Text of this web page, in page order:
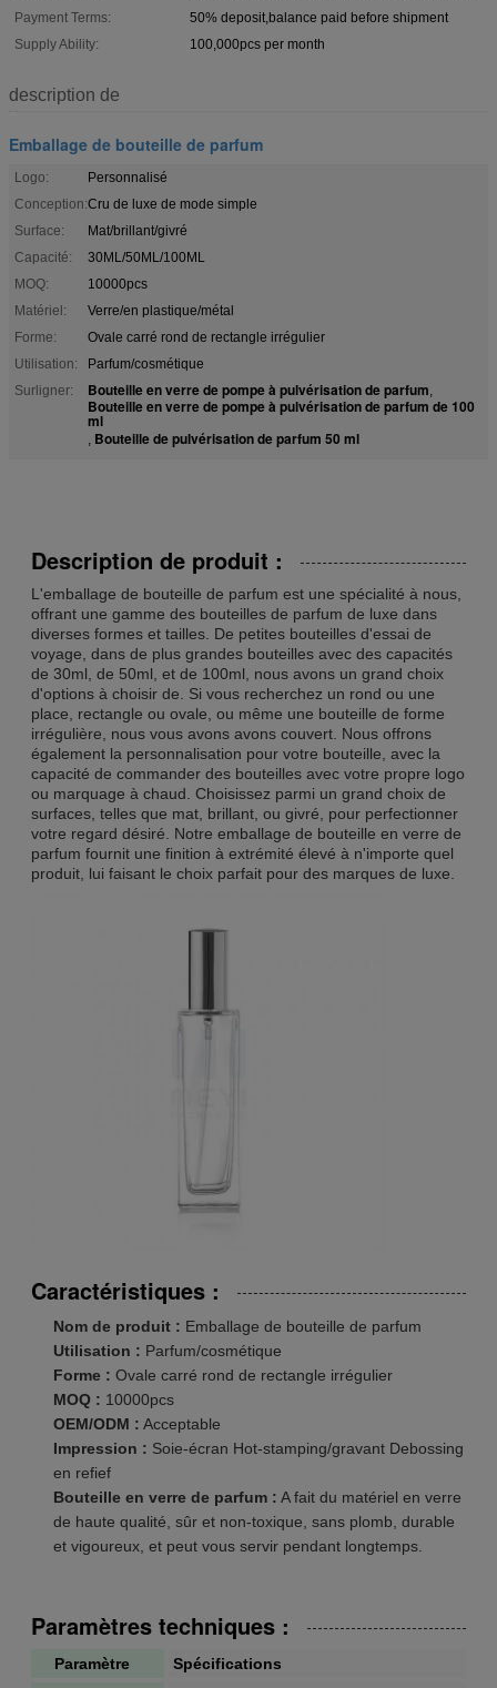
Payment Terms:
50% deposit,balance paid before shipment
Supply Ability:
100,000pcs per month
description de
Emballage de bouteille de parfum
Logo:
Personnalisé
Conception:Cru de luxe de mode simple
Surface:
Mat/brillant/givré
Capacité:
30ML/50ML/100ML
MOQ:
10000pcs
Matériel:
Verre/en plastique/métal
Forme:
Ovale carré rond de rectangle irrégulier
Utilisation:
Parfum/cosmétique
Surligner:
Bouteille en verre de pompe à pulvérisation de parfum,
Bouteille en verre de pompe à pulvérisation de parfum de 100
ml
, Bouteille de pulvérisation de parfum 50 ml
Description de produit :
L'emballage de bouteille de parfum est une spécialité à nous,
offrant une gamme des bouteilles de parfum de luxe dans
diverses formes et tailles. De petites bouteilles d'essai de
voyage, dans de plus grandes bouteilles avec des capacités
de 30ml, de 50ml, et de 100ml, nous avons un grand choix
d'options à choisir de. Si vous recherchez un rond ou une
place, rectangle ou ovale, ou même une bouteille de forme
irrégulière, nous vous avons avons couvert. Nous offrons
également la personnalisation pour votre bouteille, avec la
capacité de commander des bouteilles avec votre propre logo
ou marquage à chaud. Choisissez parmi un grand choix de
surfaces, telles que mat, brillant, ou givré, pour perfectionner
votre regard désiré. Notre emballage de bouteille en verre de
parfum fournit une finition à extrémité élevé à n'importe quel
produit, lui faisant le choix parfait pour des marques de luxe.
Caractéristiques :
Nom de produit : Emballage de bouteille de parfum
Utilisation : Parfum/cosmétique
Forme : Ovale carré rond de rectangle irrégulier
MOQ : 10000pcs
OEM/ODM : Acceptable
Impression : Soie-écran Hot-stamping/gravant Debossing
en refief
Bouteille en verre de parfum : A fait du matériel en verre
de haute qualité, sûr et non-toxique, sans plomb, durable
et vigoureux, et peut vous servir pendant longtemps.
Paramètres techniques :
Paramètre
Spécifications